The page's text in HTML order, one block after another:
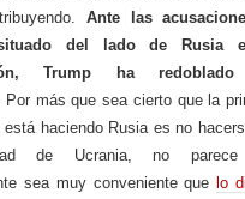
Ante las
del lado de Rusia
Trump ha
. Por más que sea cierto que la
está haciendo Rusia es no
de Ucrania, no
sea muy conveniente quelo